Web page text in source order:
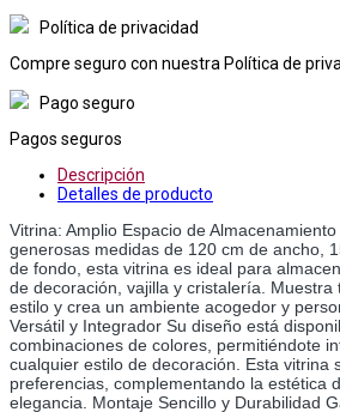
Política de privacidad
Compre seguro con nuestra Política de
Pago seguro
Pagos seguros
Descripción
Detalles de producto
Vitrina: Amplio Espacio de
generosas medidas de 120 cm de ancho,
de fondo, esta vitrina es ideal para
de decoración, vajilla y cristalería. Muestra
estilo y crea un ambiente acogedor y
Versátil y Integrador Su diseño está
combinaciones de colores, permitiéndote
cualquier estilo de decoración. Esta vitrina
preferencias, complementando la estética
elegancia. Montaje Sencillo y Durabilidad